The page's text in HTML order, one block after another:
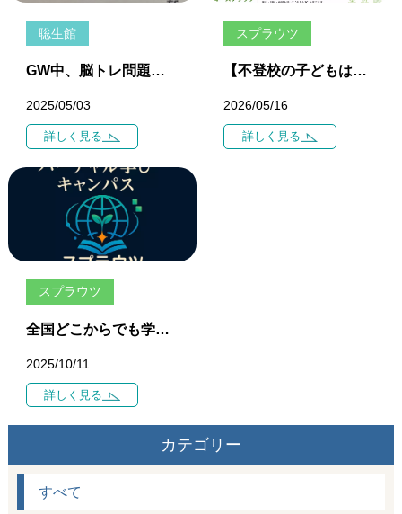
聡生館
GW中、脳トレ問題です。 今日も２問、準備しました。 是非、解いてみて下さい。
2025/05/03
詳しく見る
スプラウツ
【不登校の子どもは将来“自立”できるのか】 ― AI時代に本当に必要な“生きる力”とは ―
2026/05/16
詳しく見る
スプラウツ
全国どこからでも学べる — スプラウツ・バーチャルフリースクール 11月開校のお知らせ 家庭とオンラインをつなぐ、新しい不登校支援・学びの仕組み
2025/10/11
詳しく見る
カテゴリー
すべて